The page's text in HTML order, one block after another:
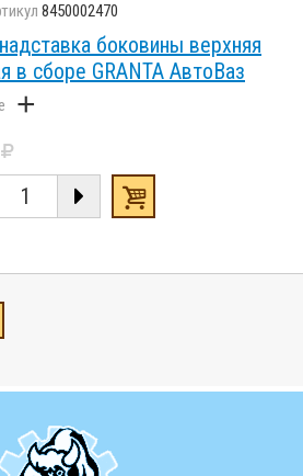
8450002470
боковины верхняя
в сборе GRANTA АвтоВаз
+